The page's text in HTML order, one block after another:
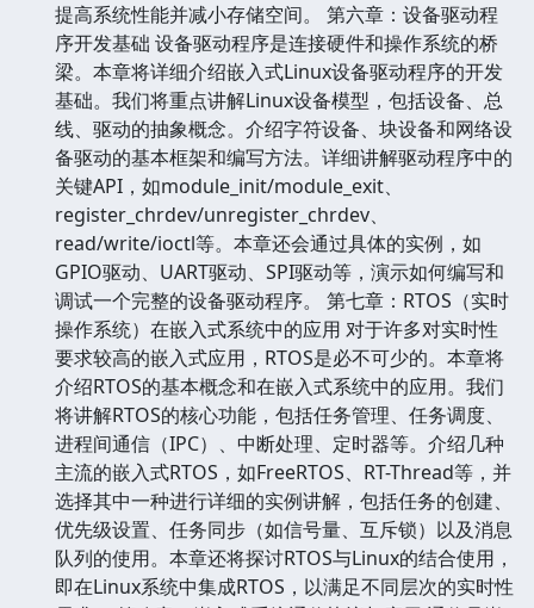
提高系统性能并减小存储空间。 第六章：设备驱动程
序开发基础 设备驱动程序是连接硬件和操作系统的桥
梁。本章将详细介绍嵌入式Linux设备驱动程序的开发
基础。我们将重点讲解Linux设备模型，包括设备、总
线、驱动的抽象概念。介绍字符设备、块设备和网络设
备驱动的基本框架和编写方法。详细讲解驱动程序中的
关键API，如module_init/module_exit、
register_chrdev/unregister_chrdev、
read/write/ioctl等。本章还会通过具体的实例，如
GPIO驱动、UART驱动、SPI驱动等，演示如何编写和
调试一个完整的设备驱动程序。 第七章：RTOS（实时
操作系统）在嵌入式系统中的应用 对于许多对实时性
要求较高的嵌入式应用，RTOS是必不可少的。本章将
介绍RTOS的基本概念和在嵌入式系统中的应用。我们
将讲解RTOS的核心功能，包括任务管理、任务调度、
进程间通信（IPC）、中断处理、定时器等。介绍几种
主流的嵌入式RTOS，如FreeRTOS、RT-Thread等，并
选择其中一种进行详细的实例讲解，包括任务的创建、
优先级设置、任务同步（如信号量、互斥锁）以及消息
队列的使用。本章还将探讨RTOS与Linux的结合使用，
即在Linux系统中集成RTOS，以满足不同层次的实时性